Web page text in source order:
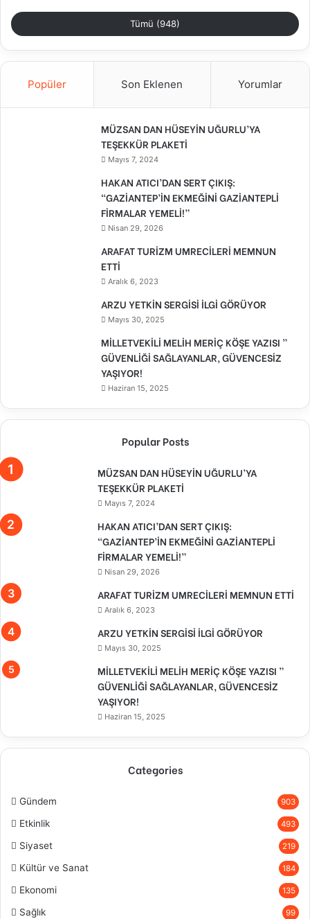
Tümü (948)
Popüler Son Eklenen Yorumlar
MÜZSAN DAN HÜSEYİN UĞURLU’YA
TEŞEKKÜR PLAKETİ
Mayıs 7, 2024
HAKAN ATICI’DAN SERT ÇIKIŞ:
“GAZİANTEP’İN EKMEĞİNİ GAZİANTEPLİ
FİRMALAR YEMELİ!”
Nisan 29, 2026
ARAFAT TURİZM UMRECİLERİ MEMNUN
ETTİ
Aralık 6, 2023
ARZU YETKİN SERGİSİ İLGİ GÖRÜYOR
Mayıs 30, 2025
MİLLETVEKİLİ MELİH MERİÇ KÖŞE YAZISI ”
GÜVENLİĞİ SAĞLAYANLAR, GÜVENCESİZ
YAŞIYOR!
Haziran 15, 2025
Popular Posts
MÜZSAN DAN HÜSEYİN UĞURLU’YA
TEŞEKKÜR PLAKETİ
Mayıs 7, 2024
HAKAN ATICI’DAN SERT ÇIKIŞ:
“GAZİANTEP’İN EKMEĞİNİ GAZİANTEPLİ
FİRMALAR YEMELİ!”
Nisan 29, 2026
ARAFAT TURİZM UMRECİLERİ MEMNUN ETTİ
Aralık 6, 2023
ARZU YETKİN SERGİSİ İLGİ GÖRÜYOR
Mayıs 30, 2025
MİLLETVEKİLİ MELİH MERİÇ KÖŞE YAZISI ”
GÜVENLİĞİ SAĞLAYANLAR, GÜVENCESİZ
YAŞIYOR!
Haziran 15, 2025
Categories
Gündem 903
Etkinlik 493
Siyaset 219
Kültür ve Sanat 184
Ekonomi 135
Sağlık 99